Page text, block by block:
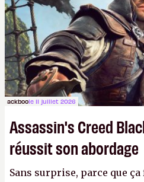
ackboole 11 juillet 2026
Assassin's Creed
réussit son abordage
Sans surprise, parce que